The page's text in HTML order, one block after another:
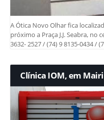
A Ótica Novo Olhar fica
próximo a Praça J.J. Seabra, no
3632- 2527 / (74) 9 8135-0434 /
Clínica IOM, em Mairi